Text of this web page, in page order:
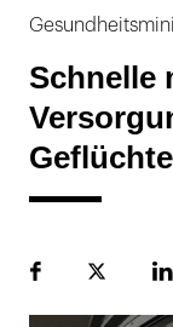
Schnelle
FacebookPlattform